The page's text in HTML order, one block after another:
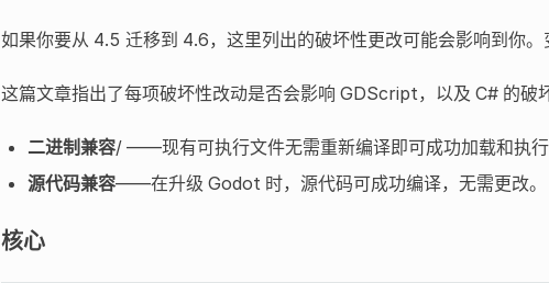
如果你要从 4.5 迁移到 4.6，这里列出的破坏性更改可能会影响到你。
这篇文章指出了每项破坏性改动是否会影响 GDScript，以及 C# 的破
二进制兼容/ ——现有可执行文件无需重新编译即可成功加载和执行
源代码兼容——在升级 Godot 时，源代码可成功编译，无需更改。
核心